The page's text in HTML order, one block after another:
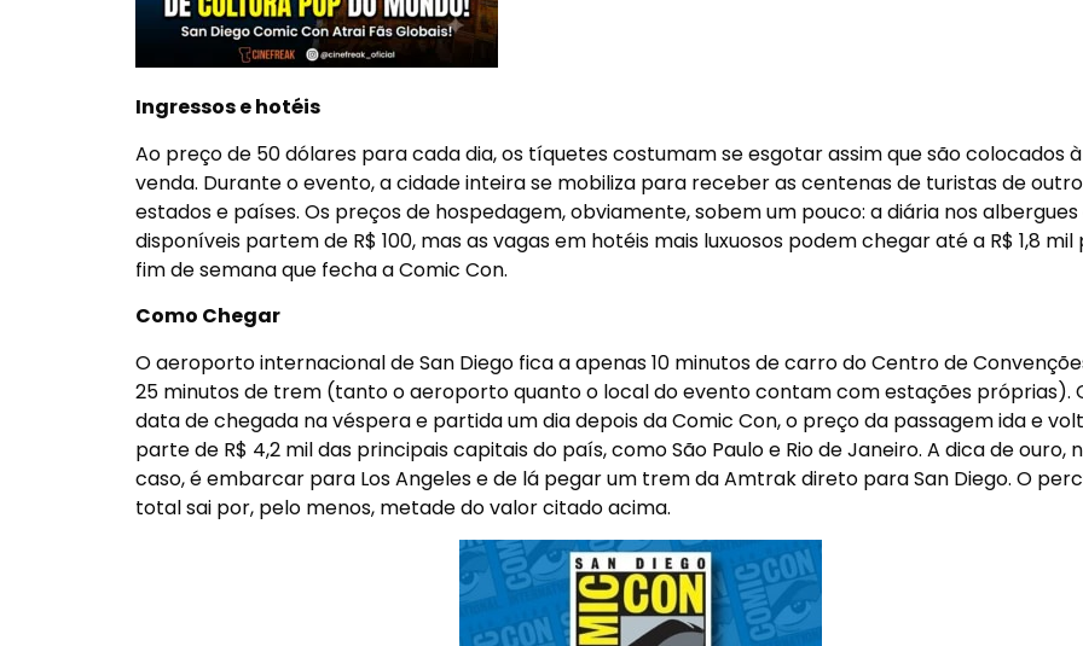
Ingressos e hotéis
Ao preço de 50 dólares para cada dia, os tíquetes costumam se esgotar assim que são colocados à
venda. Durante o evento, a cidade inteira se mobiliza para receber as centenas de turistas de
estados e países. Os preços de hospedagem, obviamente, sobem um pouco: a diária nos
disponíveis partem de R$ 100, mas as vagas em hotéis mais luxuosos podem chegar até a R$ 1,8 mil
fim de semana que fecha a Comic Con.
Como Chegar
O aeroporto internacional de San Diego fica a apenas 10 minutos de carro do Centro de
25 minutos de trem (tanto o aeroporto quanto o local do evento contam com estações próprias).
data de chegada na véspera e partida um dia depois da Comic Con, o preço da passagem ida e
parte de R$ 4,2 mil das principais capitais do país, como São Paulo e Rio de Janeiro. A dica de ouro,
caso, é embarcar para Los Angeles e de lá pegar um trem da Amtrak direto para San Diego. O
total sai por, pelo menos, metade do valor citado acima.